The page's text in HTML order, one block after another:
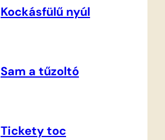
Kockásfülű nyúl
Sam a tűzoltó
Tickety toc